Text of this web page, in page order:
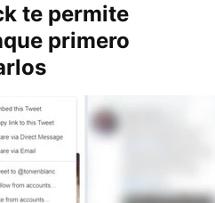
te permite
primero